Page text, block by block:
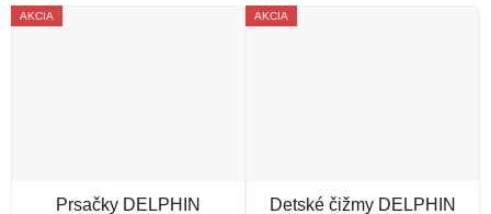
AKCIA
Prsačky DELPHIN
AKCIA
Detské čižmy DELPHIN